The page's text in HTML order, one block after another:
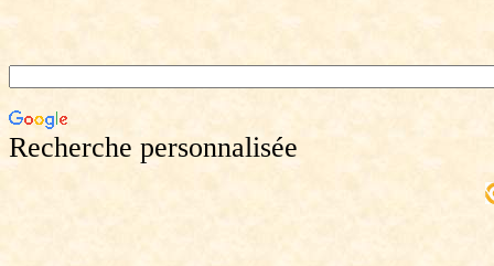
Recherche personnalisée